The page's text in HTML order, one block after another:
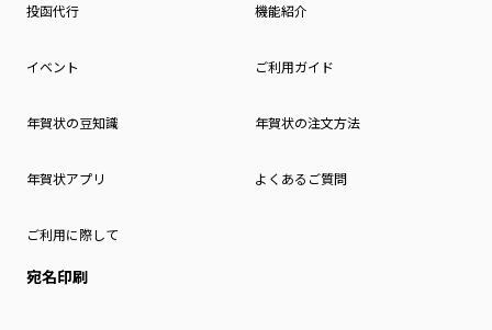
投函代行 機能紹介
イベント ご利用ガイド
年賀状の豆知識 年賀状の注文方法
年賀状アプリ よくあるご質問
ご利用に際して
宛名印刷